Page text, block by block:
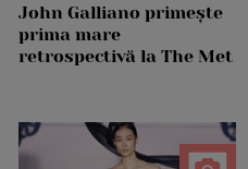
John Galliano primește
prima mare
retrospectivă la The Met